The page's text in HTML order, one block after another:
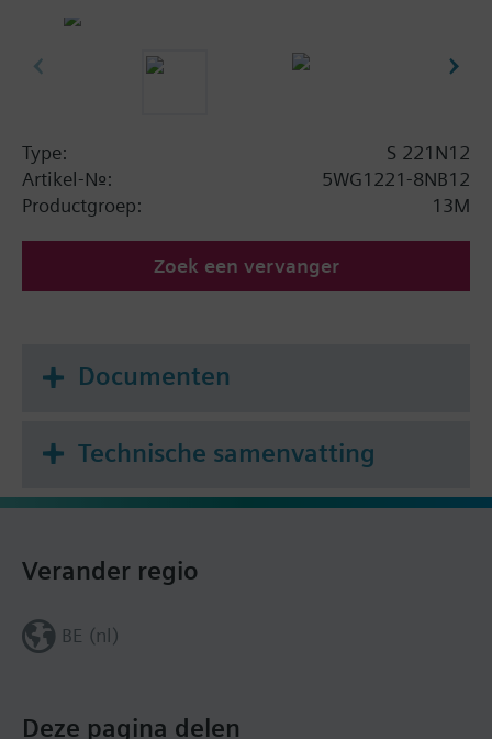
Type:
S 221N12
Artikel-Nr.:
5WG1221-8NB12
Productgroep:
13M
Zoek een vervanger
Documenten
Technische samenvatting
Deze pagina delen
Verander regio
BE (nl)